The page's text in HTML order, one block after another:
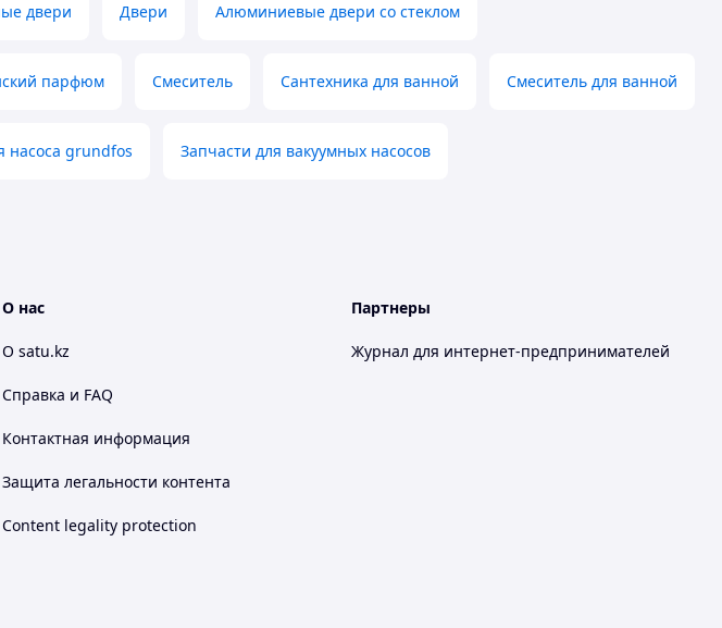
двери Двери Алюминиевые двери со стеклом
парфюм Смеситель Сантехника для ванной Смеситель для ванной
насоса grundfos Запчасти для вакуумных насосов
О нас
О satu.kz
Справка и FAQ
Контактная информация
Защита легальности контента
Content legality protection
Партнеры
Журнал для интернет-предпринимателей